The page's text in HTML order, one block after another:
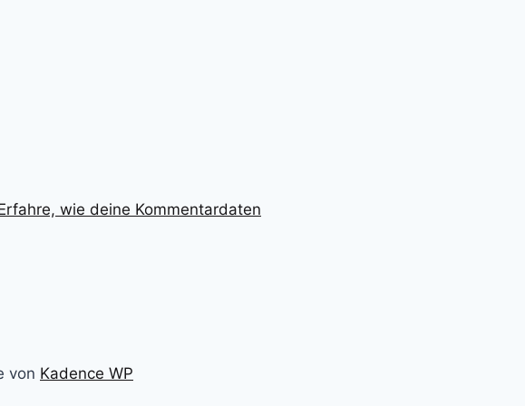
wie deine Kommentardaten
von Kadence WP